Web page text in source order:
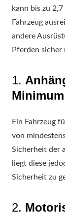
kann bis zu
Fahrzeug
andere
Pferden
1.
Minimum
Ein Fahrzeug
von
Sicherheit der
liegt diese
Sicherheit zu
2.